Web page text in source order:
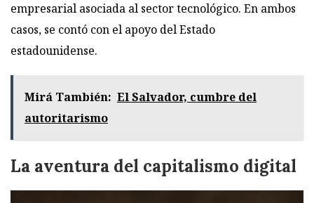
empresarial asociada al sector tecnológico. En ambos
casos, se contó con el apoyo del Estado
estadounidense.
Mirá También: El Salvador, cumbre del
autoritarismo
La aventura del capitalismo digital